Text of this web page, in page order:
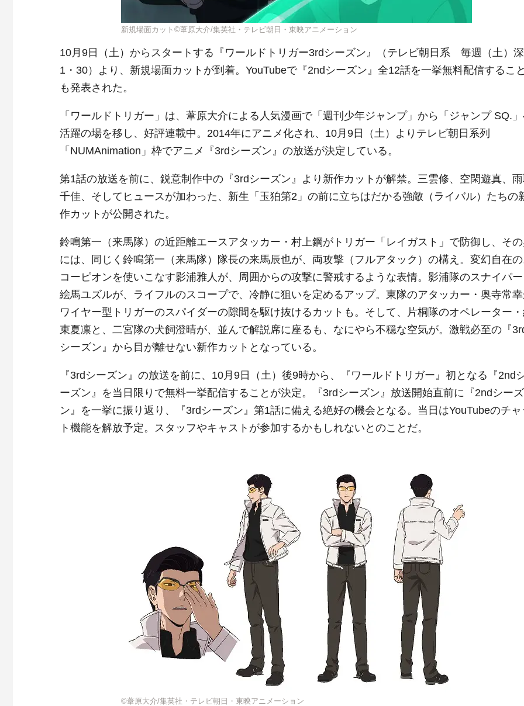
新規場面カット©葦原大介/集英社・テレビ朝日・東映アニメーション
10月9日（土）からスタートする『ワールドトリガー3rdシーズン』（テレビ朝日系 毎週（土）深
1・30）より、新規場面カットが到着。YouTubeで『2ndシーズン』全12話を一挙無料配信するこ
も発表された。
「ワールドトリガー」は、葦原大介による人気漫画で「週刊少年ジャンプ」から「ジャンプ SQ.
活躍の場を移し、好評連載中。2014年にアニメ化され、 10月9日（土）よりテレビ朝日系列
「NUMAnimation」枠でアニメ『3rdシーズン』の放送が決定している。
第1話の放送を前に、鋭意制作中の『3rd シーズン』より新作カットが解禁。三雲修、空閑遊真、
千佳、そしてヒュースが加わった、新生「玉狛第2」の前に立ちはだかる強敵（ライバル）たちの
作カットが公開された。
鈴鳴第一（来馬隊）の近距離エースアタッカー・村上鋼がトリガー「レイガスト」で防御し、そ
には、同じく鈴鳴第一（来馬隊）隊長の来馬辰也が、両攻撃（フルアタック）の構え。変幻自在
コーピオンを使いこなす影浦雅人が、周囲からの攻撃に警戒するような表情。影浦隊のスナイパ
絵馬ユズルが、ライフルのスコープで、冷静に狙いを定めるアップ。東隊のアタッカー・奥寺常
ワイヤー型トリガーのスパイダーの隙間を駆け抜けるカットも。そして、片桐隊のオペレーター
束夏凛と、二宮隊の犬飼澄晴が、並んで解説席に座るも、なにやら不穏な空気が。激戦必至の『3
シーズン』から目が離せない新作カットとなっている。
『3rdシーズン』の放送を前に、10月9日（土）後9時から、『ワールドトリガー』初となる『2nd
ーズン』を当日限りで無料一挙配信することが決定。『3rdシーズン』放送開始直前に『2nd シーズ
ン』を一挙に振り返り、『3rd シーズン』第1話に備える絶好の機会となる。当日はYouTubeのチャ
ト機能を解放予定。スタッフやキャストが参加するかもしれないとのことだ。
©葦原大介/集英社・テレビ朝日・東映アニメーション